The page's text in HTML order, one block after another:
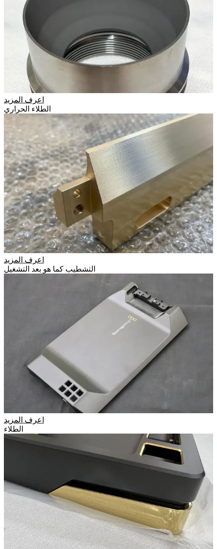
اعرف المزيد
الطلاء الحراري
اعرف المزيد
التشطيب كما هو بعد التشغيل
اعرف المزيد
الطلاء